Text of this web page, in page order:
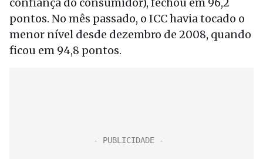
pontos. No mês passado, o ICC havia tocado o
menor nível desde dezembro de 2008, quando
ficou em 94,8 pontos.